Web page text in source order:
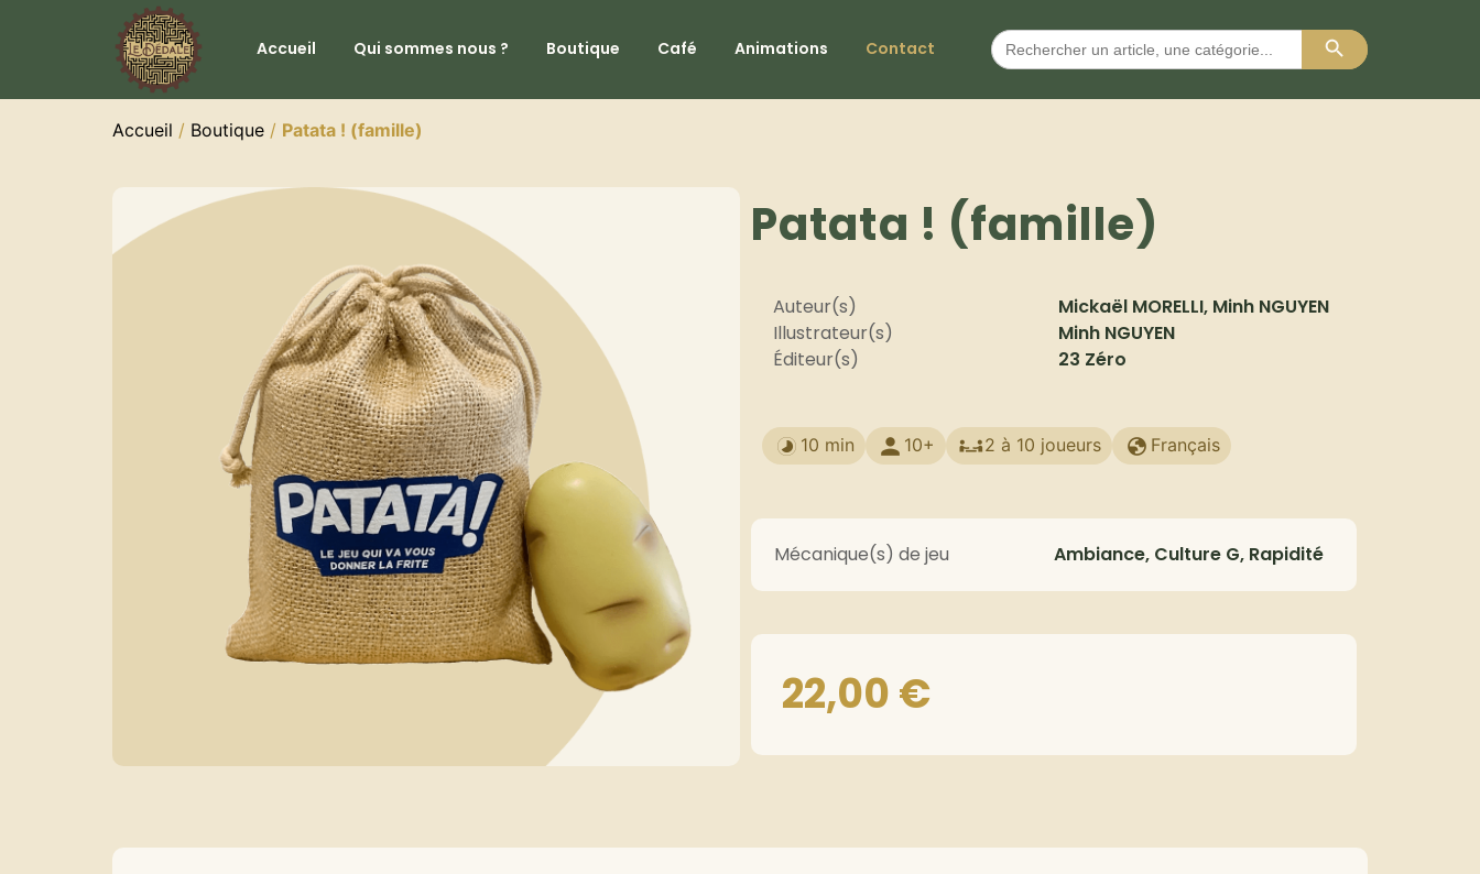
Accueil Qui sommes nous ? Boutique Café Animations Contact
Search
for:
Search Button
Accueil / Boutique / Patata ! (famille)
Patata ! (famille)
Auteur(s)
Mickaël MORELLI, Minh NGUYEN
Illustrateur(s)
Minh NGUYEN
Éditeur(s)
23 Zéro
10 min 10+ 2 à 10 joueurs Français
Mécanique(s) de jeu Ambiance, Culture G, Rapidité
22,00€